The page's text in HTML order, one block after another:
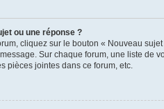
ou une réponse ?
cliquez sur le bouton « Nouveau
Sur chaque forum, une liste de
pièces jointes dans ce forum, etc.